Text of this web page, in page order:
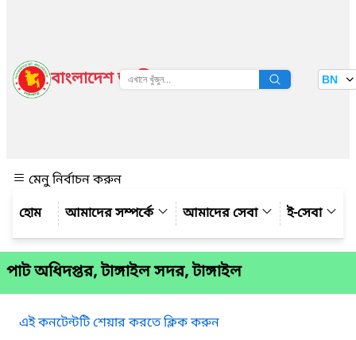
বাংলাদেশ জাতীয় তথ্য বাতায়ন BN
মেনু নির্বাচন করুন
আমাদের সম্পর্কে
আমাদের সেবা ই-সেবা
পাট অধিদপ্তর, টাঙ্গাইল সদর, টাঙ্গাইল
এই কনটেন্টটি শেয়ার করতে ক্লিক করুন